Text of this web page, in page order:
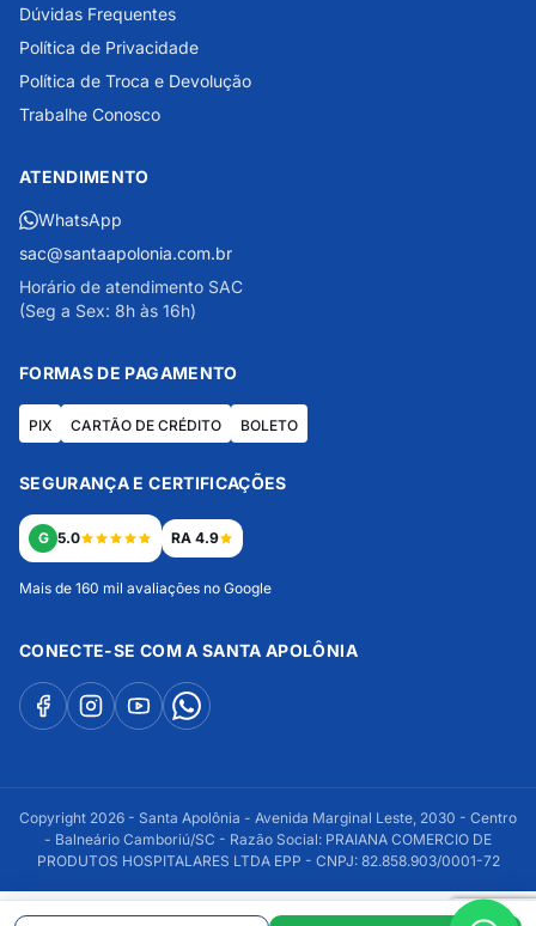
Dúvidas Frequentes
Política de Privacidade
Política de Troca e Devolução
Trabalhe Conosco
ATENDIMENTO
WhatsApp
sac@santaapolonia.com.br
Horário de atendimento SAC
(Seg a Sex: 8h às 16h)
FORMAS DE PAGAMENTO
PIX CARTÃO DE CRÉDITO BOLETO
SEGURANÇA E CERTIFICAÇÕES
G 5.0 RA 4.9
Mais de 160 mil avaliações no Google
CONECTE-SE COM A SANTA APOLÔNIA
Copyright 2026 - Santa Apolônia - Avenida Marginal Leste, 2030 - Centro
- Balneário Camboriú/SC - Razão Social: PRAIANA COMERCIO DE
PRODUTOS HOSPITALARES LTDA EPP - CNPJ: 82.858.903/0001-72